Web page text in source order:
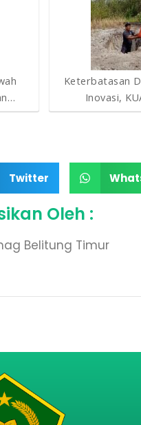
Keterbatasan
Inovasi,
Twitter
Oleh :
Belitung Timur